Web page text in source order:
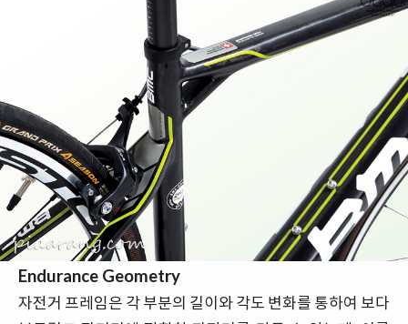
Endurance Geometry
자전거 프레임은 각 부분의 길이와 각도 변화를 통하여 보다